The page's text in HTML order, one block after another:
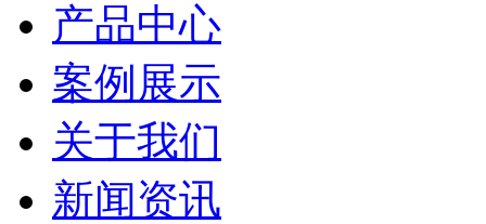
产品中心
案例展示
关于我们
新闻资讯